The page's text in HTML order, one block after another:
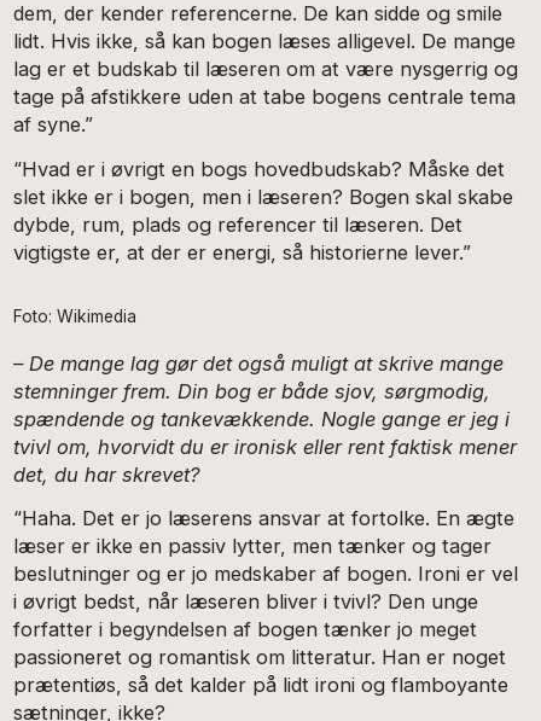
dem, der kender referencerne. De kan sidde og smile
lidt. Hvis ikke, så kan bogen læses alligevel. De mange
lag er et budskab til læseren om at være nysgerrig og
tage på afstikkere uden at tabe bogens centrale tema
af syne.”
“Hvad er i øvrigt en bogs hovedbudskab? Måske det
slet ikke er i bogen, men i læseren? Bogen skal skabe
dybde, rum, plads og referencer til læseren. Det
vigtigste er, at der er energi, så historierne lever.”
Foto: Wikimedia
– De mange lag gør det også muligt at skrive mange
stemninger frem. Din bog er både sjov, sørgmodig,
spændende og tankevækkende. Nogle gange er jeg i
tvivl om, hvorvidt du er ironisk eller rent faktisk mener
det, du har skrevet?
“Haha. Det er jo læserens ansvar at fortolke. En ægte
læser er ikke en passiv lytter, men tænker og tager
beslutninger og er jo medskaber af bogen. Ironi er vel
i øvrigt bedst, når læseren bliver i tvivl? Den unge
forfatter i begyndelsen af bogen tænker jo meget
passioneret og romantisk om litteratur. Han er noget
prætentiøs, så det kalder på lidt ironi og flamboyante
sætninger, ikke?